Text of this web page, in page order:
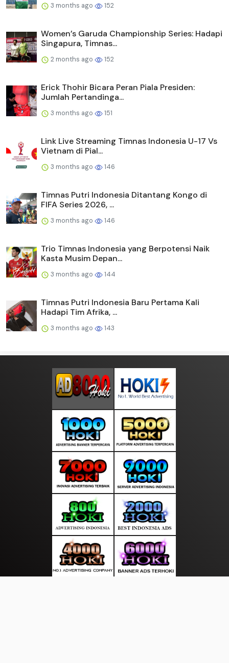
3 months ago 152
Women’s Garuda Championship Series: Hadapi
Singapura, Timnas...
2 months ago 152
Erick Thohir Bicara Peran Piala Presiden:
Jumlah Pertandinga...
3 months ago 151
Link Live Streaming Timnas Indonesia U-17 Vs
Vietnam di Pial...
3 months ago 146
Timnas Putri Indonesia Ditantang Kongo di
FIFA Series 2026, ...
3 months ago 146
Trio Timnas Indonesia yang Berpotensi Naik
Kasta Musim Depan...
3 months ago 144
Timnas Putri Indonesia Baru Pertama Kali
Hadapi Tim Afrika, ...
3 months ago 143